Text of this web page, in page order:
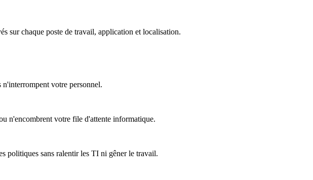
sur chaque poste de travail, application et localisation.
n'interrompent votre personnel.
n'encombrent votre file d'attente informatique.
politiques sans ralentir les TI ni gêner le travail.